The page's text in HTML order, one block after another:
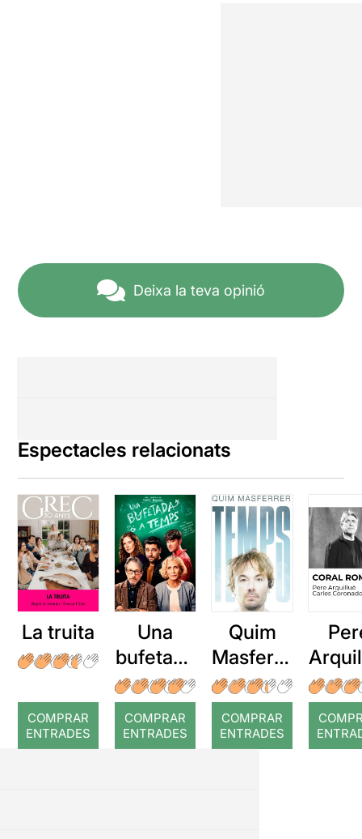
Deixa la teva opinió
Espectacles relacionats
La truita
COMPRAR
ENTRADES
Una
bufetada
a temps
COMPRAR
ENTRADES
Quim
Masferre
r: Temps
COMPRAR
ENTRADES
: